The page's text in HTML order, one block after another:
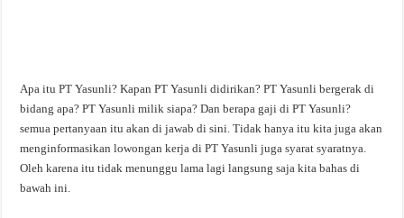
Apa itu PT Yasunli? Kapan PT Yasunli didirikan? PT Yasunli bergerak di
bidang apa? PT Yasunli milik siapa? Dan berapa gaji di PT Yasunli?
semua pertanyaan itu akan di jawab di sini. Tidak hanya itu kita juga akan
menginformasikan lowongan kerja di PT Yasunli juga syarat syaratnya.
Oleh karena itu tidak menunggu lama lagi langsung saja kita bahas di
bawah ini.